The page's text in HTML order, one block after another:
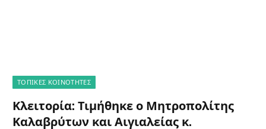
ΤΟΠΙΚΈΣ ΚΟΙΝΌΤΗΤΕΣ
Κλειτορία: Τιμήθηκε ο Μητροπολίτης
Καλαβρύτων και Αιγιαλείας κ.